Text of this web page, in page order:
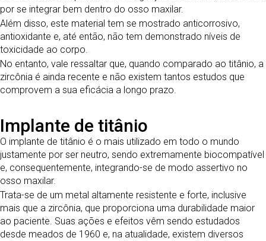
por se integrar bem dentro do osso maxilar.
Além disso, este material tem se mostrado anticorrosivo,
antioxidante e, até então, não tem demonstrado níveis de
toxicidade ao corpo.
No entanto, vale ressaltar que, quando comparado ao titânio, a
zircônia é ainda recente e não existem tantos estudos que
comprovem a sua eficácia a longo prazo.
Implante de titânio
O implante de titânio é o mais utilizado em todo o mundo
justamente por ser neutro, sendo extremamente biocompatível
e, consequentemente, integrando-se de modo assertivo no
osso maxilar.
Trata-se de um metal altamente resistente e forte, inclusive
mais que a zircônia, que proporciona uma durabilidade maior
ao paciente. Suas ações e efeitos vêm sendo estudados
desde meados de 1960 e, na atualidade, existem diversos